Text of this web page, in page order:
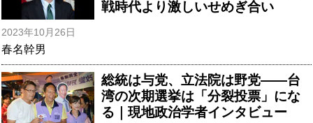
戦時代より激しいせめぎ合い
2023年10月26日
春名幹男
総統は与党、立法院は野党――台
湾の次期選挙は「分裂投票」にな
る｜現地政治学者インタビュー